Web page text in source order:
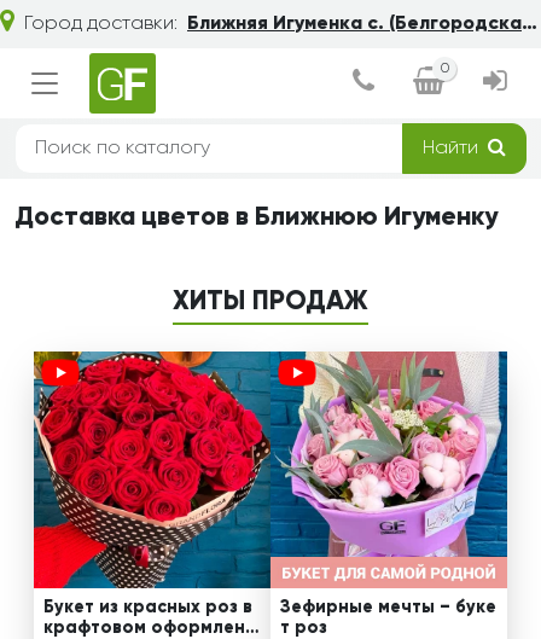
Город доставки: Ближняя Игуменка с. (Белгородская обл.)
0
Найти
Доставка цветов в Ближнюю Игуменку
ХИТЫ ПРОДАЖ
Букет из красных роз в
крафтовом оформлени
Зефирные мечты – буке
т роз